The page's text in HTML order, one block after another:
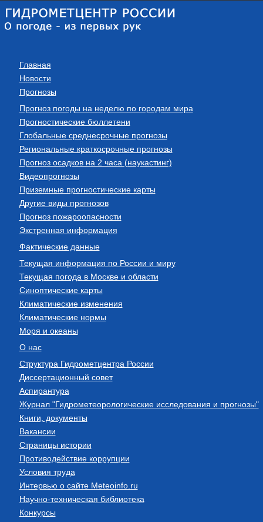
Главная
Новости
Прогнозы
Прогноз погоды на неделю по городам мира
Прогностические бюллетени
Глобальные среднесрочные прогнозы
Региональные краткосрочные прогнозы
Прогноз осадков на 2 часа (наукастинг)
Видеопрогнозы
Приземные прогностические карты
Другие виды прогнозов
Прогноз пожароопасности
Экстренная информация
Фактические данные
Текущая информация по России и миру
Текущая погода в Москве и области
Синоптические карты
Климатические изменения
Климатические нормы
Моря и океаны
О нас
Структура Гидрометцентра России
Диссертационный совет
Аспирантура
Журнал "Гидрометеорологические исследования и прогнозы"
Книги, документы
Вакансии
Страницы истории
Противодействие коррупции
Условия труда
Интервью о сайте Meteoinfo.ru
Научно-техническая библиотека
Конкурсы